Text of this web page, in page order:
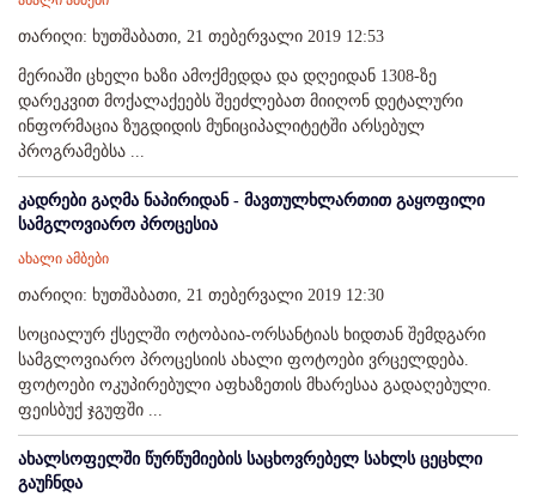
თარიღი: ხუთშაბათი, 21 თებერვალი 2019 12:53
მერიაში ცხელი ხაზი ამოქმედდა და დღეიდან 1308-ზე
დარეკვით მოქალაქეებს შეეძლებათ მიიღონ დეტალური
ინფორმაცია ზუგდიდის მუნიციპალიტეტში არსებულ
პროგრამებსა ...
კადრები გაღმა ნაპირიდან - მავთულხლართით გაყოფილი
სამგლოვიარო პროცესია
ახალი ამბები
თარიღი: ხუთშაბათი, 21 თებერვალი 2019 12:30
სოციალურ ქსელში ოტობაია-ორსანტიას ხიდთან შემდგარი
სამგლოვიარო პროცესიის ახალი ფოტოები ვრცელდება.
ფოტოები ოკუპირებული აფხაზეთის მხარესაა გადაღებული.
ფეისბუქ ჯგუფში ...
ახალსოფელში წურწუმიების საცხოვრებელ სახლს ცეცხლი
გაუჩნდა